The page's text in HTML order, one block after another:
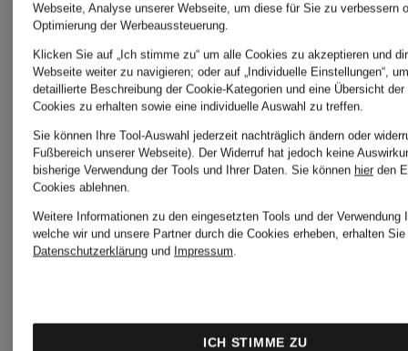
BOVIVA
T-Shirt
39,95 €
BOVIVA
T-Shirt
Webseite, Analyse unserer Webseite, um diese für Sie zu verbessern
Optimierung der Werbeaussteuerung.
Klicken Sie auf „Ich stimme zu“ um alle Cookies zu akzeptieren und
Webseite weiter zu navigieren; oder auf „Individuelle Einstellungen“,
detaillierte Beschreibung der Cookie-Kategorien und eine Übersicht
Cookies zu erhalten sowie eine individuelle Auswahl zu treffen.
Sie können Ihre Tool-Auswahl jederzeit nachträglich ändern oder
Fußbereich unserer Webseite). Der Widerruf hat jedoch keine
bisherige Verwendung der Tools und Ihrer Daten. Sie können hier den
Cookies ablehnen.
Weitere Informationen zu den eingesetzten Tools und der Verwendung
welche wir und unsere Partner durch die Cookies erheben, erhalten
Datenschutzerklärung und Impressum.
ICH STIMME ZU